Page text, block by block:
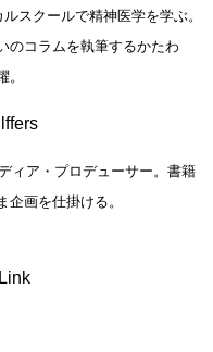
スクールで精神医学を学ぶ。
のコラムを執筆するかたわ
ィア・プロデューサー。書籍
画を仕掛ける。